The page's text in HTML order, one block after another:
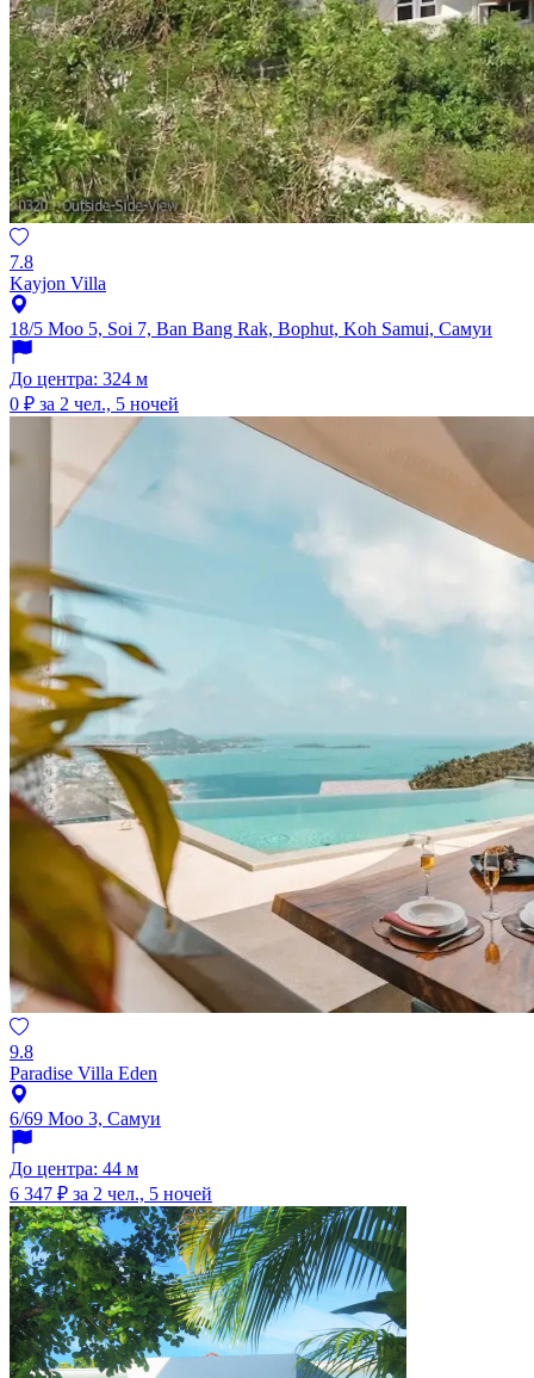
7.8
Kayjon Villa
18/5 Moo 5, Soi 7, Ban Bang Rak, Bophut, Koh Samui, Самуи
До центра: 324 м
0 ₽ за 2 чел., 5 ночей
9.8
Paradise Villa Eden
6/69 Moo 3, Самуи
До центра: 44 м
6 347 ₽ за 2 чел., 5 ночей